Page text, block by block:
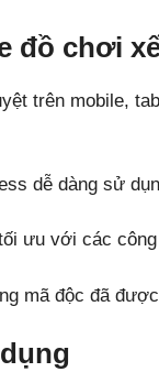
đồ chơi
trên mobile,
dễ dàng sử
ưu với các
mã độc đã